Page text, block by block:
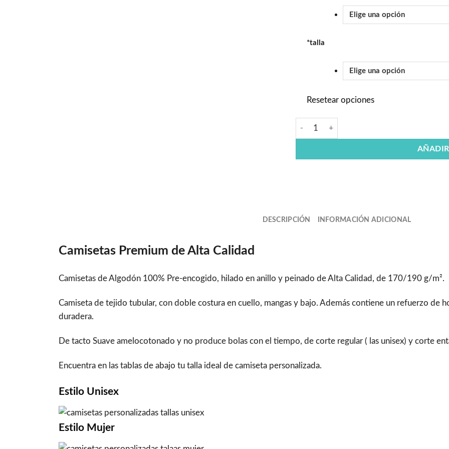
*talla
Resetear opciones
DESCRIPCIÓN INFORMACIÓN ADICIONAL
Camisetas Premium de Alta Calidad
Camisetas de Algodón 100% Pre-encogido, hilado en anillo y peinado de Alta Calidad, de 170/190 g/m².
Camiseta de tejido tubular, con doble costura en cuello, mangas y bajo. Además contiene un refuerzo de
duradera.
De tacto Suave amelocotonado y no produce bolas con el tiempo, de corte regular ( las unisex) y corte
Encuentra en las tablas de abajo tu talla ideal de camiseta personalizada.
Estilo Unisex
Estilo Mujer